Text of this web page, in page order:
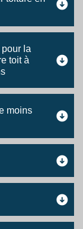
la
toit à
moins